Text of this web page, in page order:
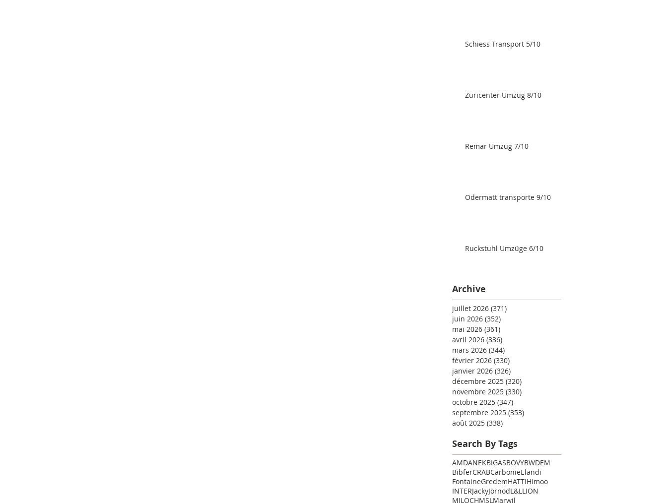
Schiess Transport 5/10
Züricenter Umzug 8/10
Remar Umzug 7/10
Odermatt transporte 9/10
Ruckstuhl Umzüge 6/10
Archive
juillet 2026 (371)
juin 2026 (352)
mai 2026 (361)
avril 2026 (336)
mars 2026 (344)
février 2026 (330)
janvier 2026 (326)
décembre 2025 (320)
novembre 2025 (330)
octobre 2025 (347)
septembre 2025 (353)
août 2025 (338)
Search By Tags
AMDANEKBIGASBOVYBWDEM
BibferCRABCarbonieElandi
FontaineGredemHATTIHimoo
INTERJackyJornodL&LLION
MILOCHMSLMarwil